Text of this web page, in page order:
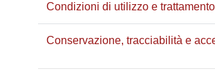
Condizioni di utilizzo e
Conservazione, tracciabilità e